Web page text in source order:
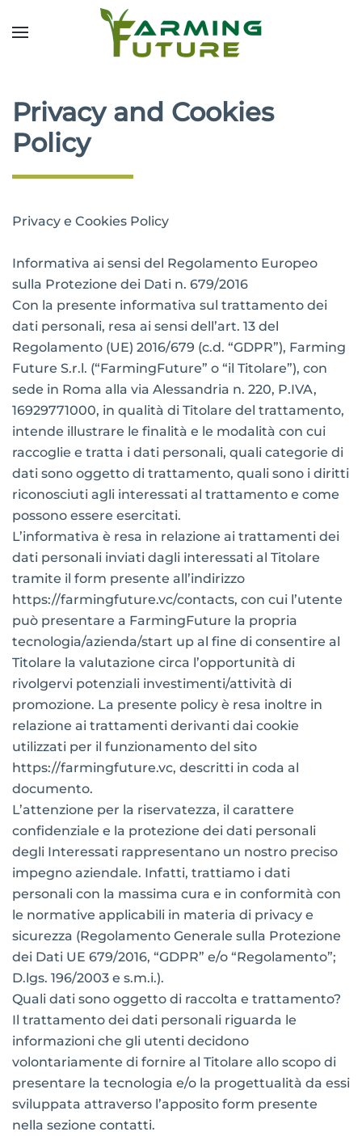
Privacy and Cookies
Policy
Privacy e Cookies Policy
Informativa ai sensi del Regolamento Europeo
sulla Protezione dei Dati n. 679/2016
Con la presente informativa sul trattamento dei
dati personali, resa ai sensi dell’art. 13 del
Regolamento (UE) 2016/679 (c.d. “GDPR”), Farming
Future S.r.l. (“FarmingFuture” o “il Titolare”), con
sede in Roma alla via Alessandria n. 220, P.IVA,
16929771000, in qualità di Titolare del trattamento,
intende illustrare le finalità e le modalità con cui
raccoglie e tratta i dati personali, quali categorie di
dati sono oggetto di trattamento, quali sono i diritti
riconosciuti agli interessati al trattamento e come
possono essere esercitati.
L’informativa è resa in relazione ai trattamenti dei
dati personali inviati dagli interessati al Titolare
tramite il form presente all’indirizzo
https://farmingfuture.vc/contacts, con cui l’utente
può presentare a FarmingFuture la propria
tecnologia/azienda/start up al fine di consentire al
Titolare la valutazione circa l’opportunità di
rivolgervi potenziali investimenti/attività di
promozione. La presente policy è resa inoltre in
relazione ai trattamenti derivanti dai cookie
utilizzati per il funzionamento del sito
https://farmingfuture.vc, descritti in coda al
documento.
L’attenzione per la riservatezza, il carattere
confidenziale e la protezione dei dati personali
degli Interessati rappresentano un nostro preciso
impegno aziendale. Infatti, trattiamo i dati
personali con la massima cura e in conformità con
le normative applicabili in materia di privacy e
sicurezza (Regolamento Generale sulla Protezione
dei Dati UE 679/2016, “GDPR” e/o “Regolamento”;
D.lgs. 196/2003 e s.m.i.).
Quali dati sono oggetto di raccolta e trattamento?
Il trattamento dei dati personali riguarda le
informazioni che gli utenti decidono
volontariamente di fornire al Titolare allo scopo di
presentare la tecnologia e/o la progettualità da essi
sviluppata attraverso l’apposito form presente
nella sezione contatti.